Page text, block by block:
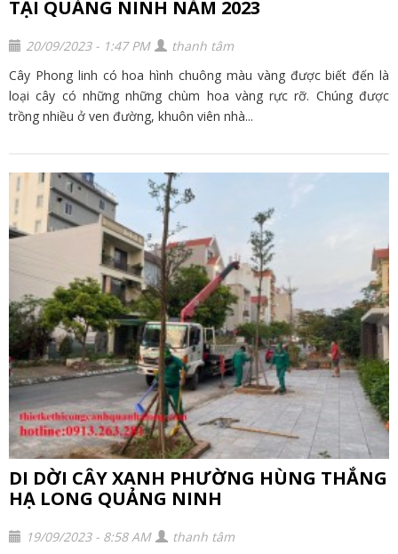
TẠI QUẢNG NINH NĂM 2023
20/09/2023 - 1:47 PM
thanh tâm
Cây Phong linh có hoa hình chuông màu vàng được biết đến là
loại cây có những những chùm hoa vàng rực rỡ. Chúng được
trồng nhiều ở ven đường, khuôn viên nhà...
DI DỜI CÂY XANH PHƯỜNG HÙNG THẮNG
HẠ LONG QUẢNG NINH
19/09/2023 - 8:58 AM
thanh tâm